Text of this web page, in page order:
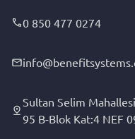
0 850 477 0274
Sultan Selim
95 B-Blok Kat:4 NEF